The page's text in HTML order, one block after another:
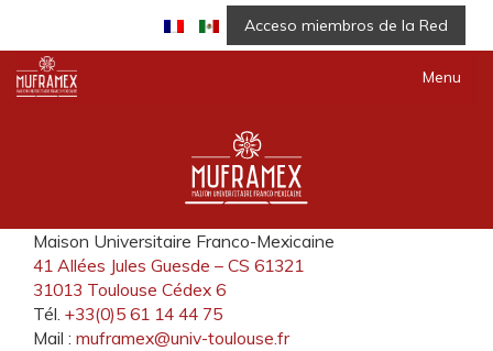
Acceso miembros de la Red
Menu
Maison Universitaire Franco-Mexicaine
41 Allées Jules Guesde – CS 61321
31013 Toulouse Cédex 6
Tél. +33(0)5 61 14 44 75
Mail : muframex@univ-toulouse.fr